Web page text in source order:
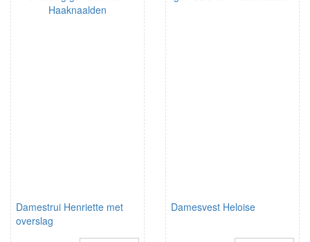
Damestrui Henriette met
overslag
Damesvest Heloise